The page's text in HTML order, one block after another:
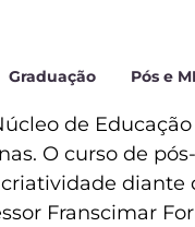
Graduação Pós e
de
O curso de
diante
Franscimar